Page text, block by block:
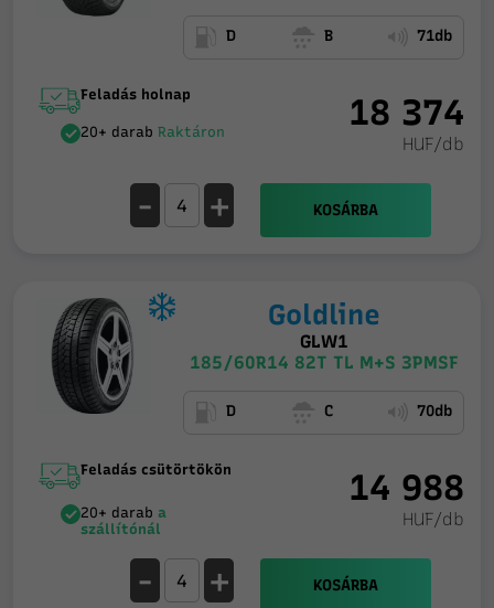
D B 71db
Feladás holnap
20+ darabRaktáron 18 374
HUF/db
- + KOSÁRBA
Goldline
GLW1
185/60R14 82T TL M+S 3PMSF
D C 70db
Feladás csütörtökön
20+ darab a
szállítónál
14 988
HUF/db
- + KOSÁRBA